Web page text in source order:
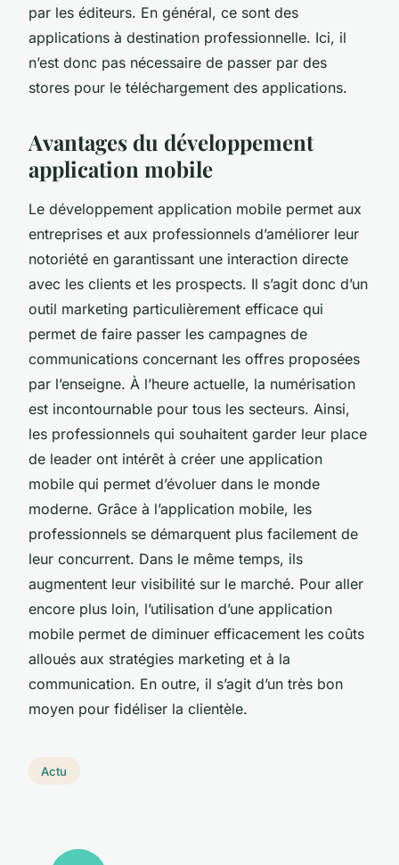
par les éditeurs. En général, ce sont des
applications à destination professionnelle. Ici, il
n’est donc pas nécessaire de passer par des
stores pour le téléchargement des applications.
Avantages du développement
application mobile
Le développement application mobile permet aux
entreprises et aux professionnels d’améliorer leur
notoriété en garantissant une interaction directe
avec les clients et les prospects. Il s’agit donc d’un
outil marketing particulièrement efficace qui
permet de faire passer les campagnes de
communications concernant les offres proposées
par l’enseigne. À l’heure actuelle, la numérisation
est incontournable pour tous les secteurs. Ainsi,
les professionnels qui souhaitent garder leur place
de leader ont intérêt à créer une application
mobile qui permet d’évoluer dans le monde
moderne. Grâce à l’application mobile, les
professionnels se démarquent plus facilement de
leur concurrent. Dans le même temps, ils
augmentent leur visibilité sur le marché. Pour aller
encore plus loin, l’utilisation d’une application
mobile permet de diminuer efficacement les coûts
alloués aux stratégies marketing et à la
communication. En outre, il s’agit d’un très bon
moyen pour fidéliser la clientèle.
Actu